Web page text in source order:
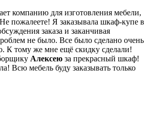
компанию для изготовления мебели,
пожалеете! Я заказывала шкаф-купе в
заказа и заканчивая
не было. Все было сделано очень
К тому же мне ещё скидку сделали!
Алексею за прекрасный шкаф!
Всю мебель буду заказывать только